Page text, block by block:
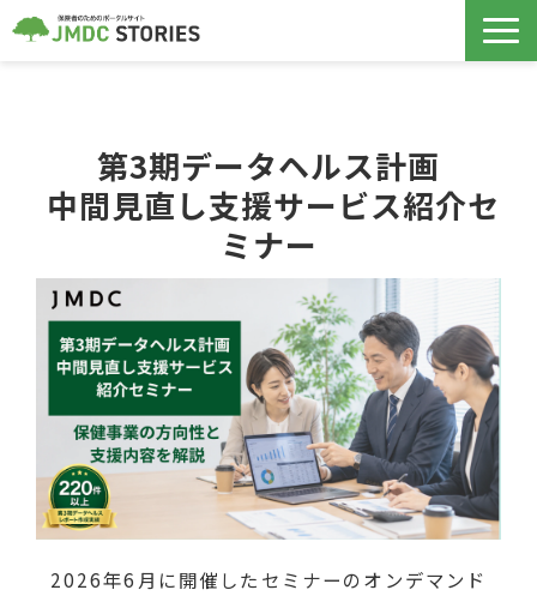
データヘルス計画
ノウハウ記事
セミナー
コラボヘルス
第3期データヘルス計画
ミナー
2026年6月に開催したセミナーのオンデマンド